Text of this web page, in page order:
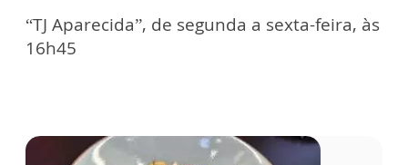
“TJ Aparecida”, de segunda a sexta-feira, às
16h45